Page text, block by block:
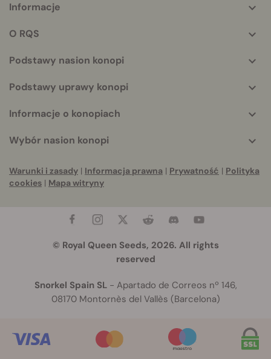
info
Informacje
O RQS
Podstawy nasion konopi
Podstawy uprawy konopi
Informacje o konopiach
Wybór nasion konopi
Warunki i zasady | Informacja prawna | Prywatność | Polityka
cookies | Mapa witryny
© Royal Queen Seeds, 2026. All rights
reserved
Snorkel Spain SL- Apartado de Correos nº 146,
08170 Montornès del Vallès (Barcelona)